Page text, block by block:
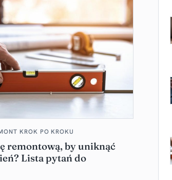
KROK PO KROKU
remontową, by uniknąć
Lista pytań do